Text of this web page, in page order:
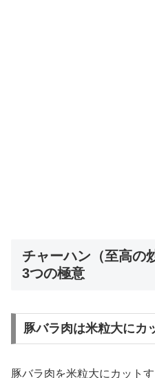
チャーハン（至高の
3つの極意
豚バラ肉は米粒大にカ
豚バラ肉を米粒大にカット